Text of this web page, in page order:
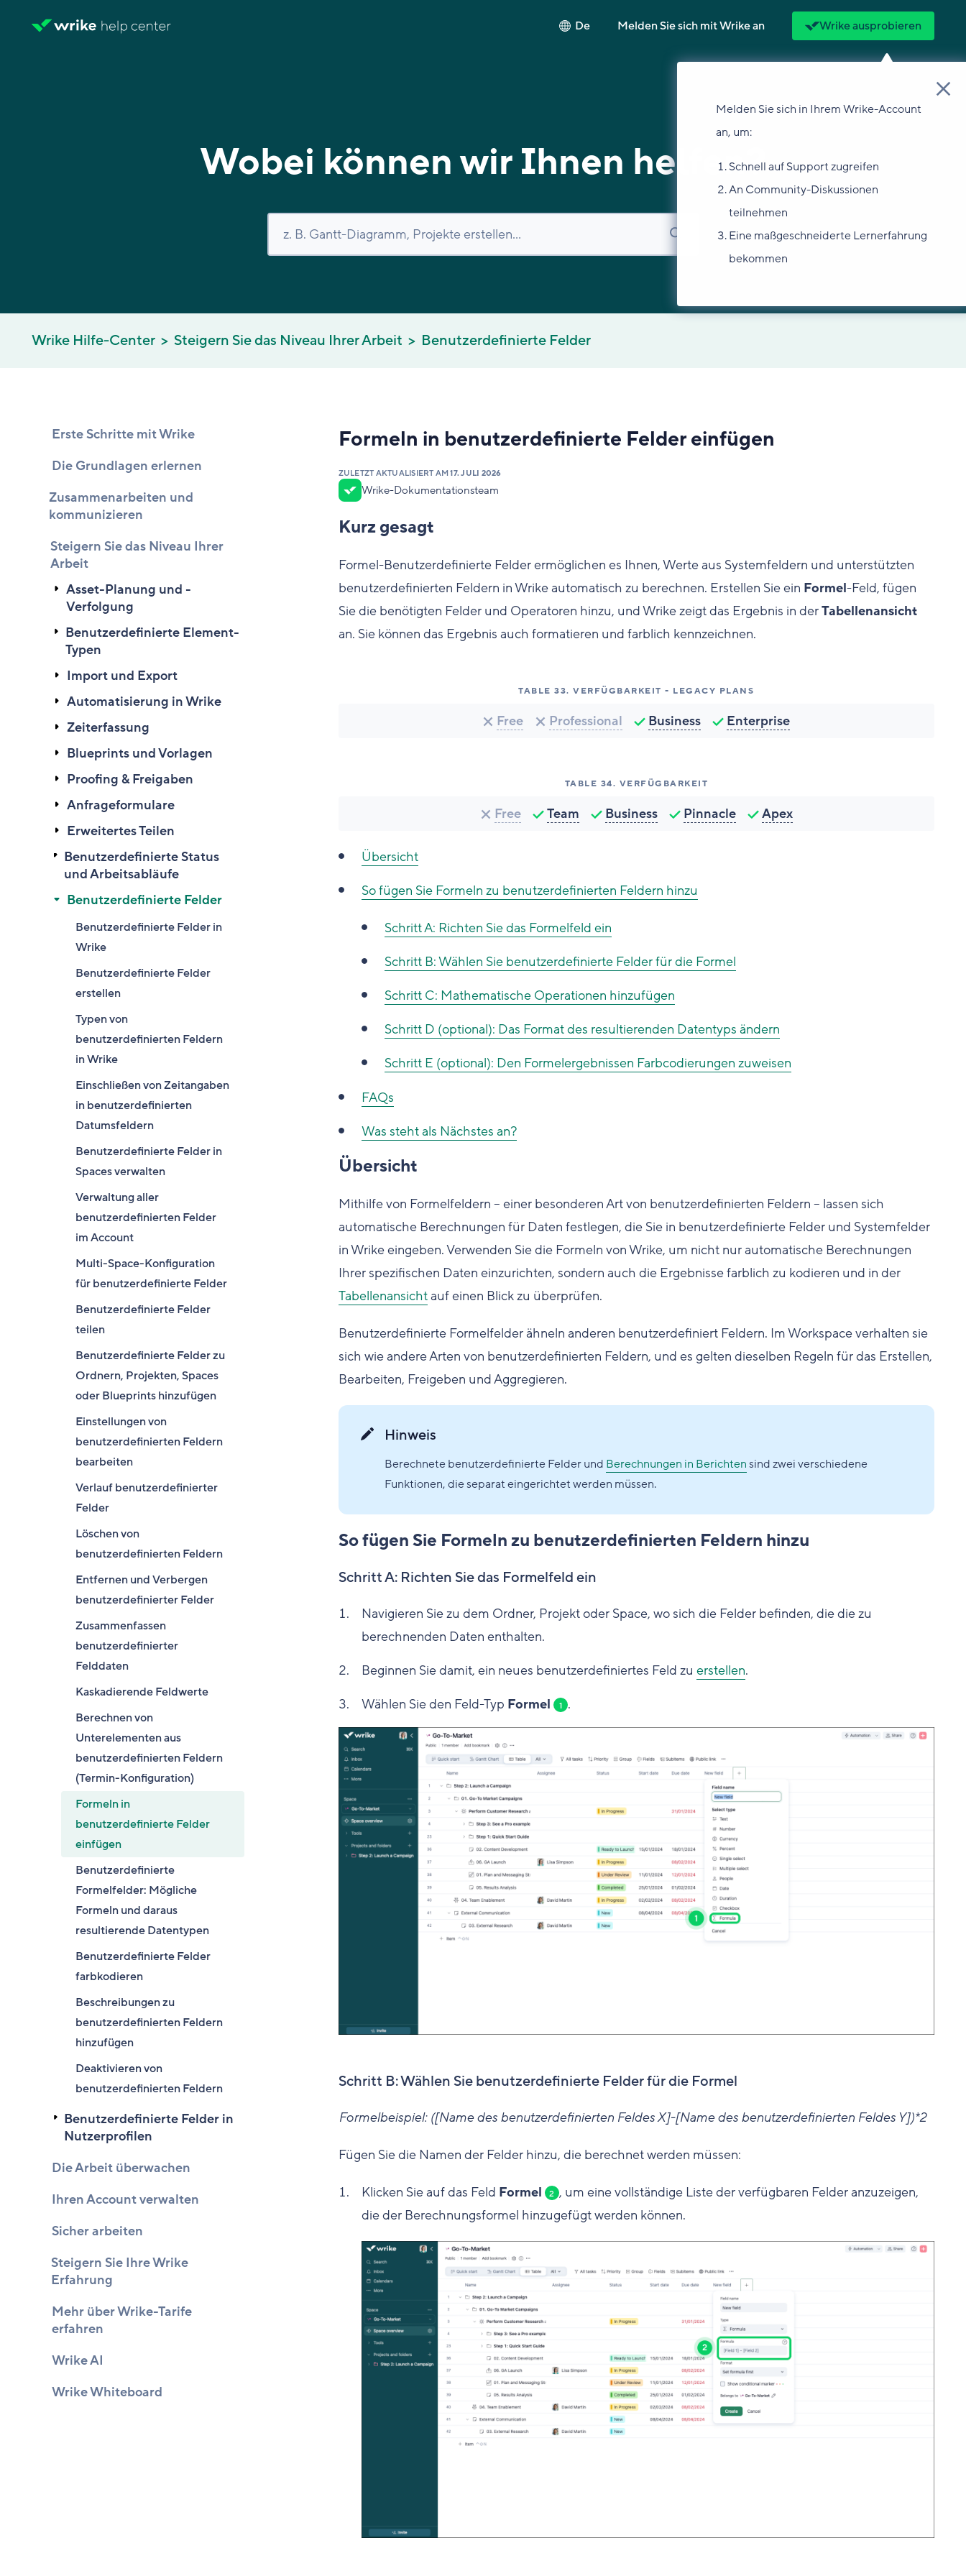
De Melden Sie sich mit Wrike an Wrike ausprobieren
Melden Sie sich in Ihrem Wrike-Account
an, um:
Schnell auf Support zugreifen
An Community-Diskussionen
teilnehmen
Eine maßgeschneiderte Lernerfahrung
bekommen
Wobei können wir Ihnen helfen?
Wrike Hilfe-Center Steigern Sie das Niveau Ihrer Arbeit Benutzerdefinierte Felder
Erste Schritte mit Wrike
Die Grundlagen erlernen
Zusammenarbeiten und
kommunizieren
Steigern Sie das Niveau Ihrer
Arbeit
Asset-Planung und -
Verfolgung
Benutzerdefinierte Element-
Typen
Import und Export
Automatisierung in Wrike
Zeiterfassung
Blueprints und Vorlagen
Proofing & Freigaben
Anfrageformulare
Erweitertes Teilen
Benutzerdefinierte Status
und Arbeitsabläufe
Benutzerdefinierte Felder
Benutzerdefinierte Felder in
Wrike
Benutzerdefinierte Felder
erstellen
Typen von
benutzerdefinierten Feldern
in Wrike
Einschließen von Zeitangaben
in benutzerdefinierten
Datumsfeldern
Benutzerdefinierte Felder in
Spaces verwalten
Verwaltung aller
benutzerdefinierten Felder
im Account
Multi-Space-Konfiguration
für benutzerdefinierte Felder
Benutzerdefinierte Felder
teilen
Benutzerdefinierte Felder zu
Ordnern, Projekten, Spaces
oder Blueprints hinzufügen
Einstellungen von
benutzerdefinierten Feldern
bearbeiten
Verlauf benutzerdefinierter
Felder
Löschen von
benutzerdefinierten Feldern
Entfernen und Verbergen
benutzerdefinierter Felder
Zusammenfassen
benutzerdefinierter
Felddaten
Kaskadierende Feldwerte
Berechnen von
Unterelementen aus
benutzerdefinierten Feldern
(Termin-Konfiguration)
Formeln in
benutzerdefinierte Felder
einfügen
Benutzerdefinierte
Formelfelder: Mögliche
Formeln und daraus
resultierende Datentypen
Benutzerdefinierte Felder
farbkodieren
Beschreibungen zu
benutzerdefinierten Feldern
hinzufügen
Deaktivieren von
benutzerdefinierten Feldern
Benutzerdefinierte Felder in
Nutzerprofilen
Die Arbeit überwachen
Ihren Account verwalten
Sicher arbeiten
Steigern Sie Ihre Wrike
Erfahrung
Mehr über Wrike-Tarife
erfahren
Wrike AI
Wrike Whiteboard
Formeln in benutzerdefinierte Felder einfügen
ZULETZT AKTUALISIERT AM17. JULI 2026
Wrike-Dokumentationsteam
Kurz gesagt
Formel-Benutzerdefinierte Felder ermöglichen es Ihnen, Werte aus Systemfeldern und unterstützten
benutzerdefinierten Feldern in Wrike automatisch zu berechnen. Erstellen Sie ein Formel-Feld, fügen
Sie die benötigten Felder und Operatoren hinzu, und Wrike zeigt das Ergebnis in derTabellenansicht
an. Sie können das Ergebnis auch formatieren und farblich kennzeichnen.
TABLE 33. VERFÜGBARKEIT - LEGACY PLANS
Free Professional Business Enterprise
TABLE 34. VERFÜGBARKEIT
Free Team Business Pinnacle Apex
Übersicht
So fügen Sie Formeln zu benutzerdefinierten Feldern hinzu
Schritt A: Richten Sie das Formelfeld ein
Schritt B: Wählen Sie benutzerdefinierte Felder für die Formel
Schritt C: Mathematische Operationen hinzufügen
Schritt D (optional): Das Format des resultierenden Datentyps ändern
Schritt E (optional): Den Formelergebnissen Farbcodierungen zuweisen
FAQs
Was steht als Nächstes an?
Übersicht
Mithilfe von Formelfeldern – einer besonderen Art von benutzerdefinierten Feldern – lassen sich
automatische Berechnungen für Daten festlegen, die Sie in benutzerdefinierte Felder und Systemfelder
in Wrike eingeben. Verwenden Sie die Formeln von Wrike, um nicht nur automatische Berechnungen
Ihrer spezifischen Daten einzurichten, sondern auch die Ergebnisse farblich zu kodieren und in der
Tabellenansichtauf einen Blick zu überprüfen.
Benutzerdefinierte Formelfelder ähneln anderen benutzerdefiniert Feldern. Im Workspace verhalten sie
sich wie andere Arten von benutzerdefinierten Feldern, und es gelten dieselben Regeln für das Erstellen,
Bearbeiten, Freigeben und Aggregieren.
Hinweis
Berechnete benutzerdefinierte Felder und Berechnungen in Berichtensind zwei verschiedene
Funktionen, die separat eingerichtet werden müssen.
So fügen Sie Formeln zu benutzerdefinierten Feldern hinzu
Schritt A: Richten Sie das Formelfeld ein
Navigieren Sie zu dem Ordner, Projekt oder Space, wo sich die Felder befinden, die die zu
berechnenden Daten enthalten.
Beginnen Sie damit, ein neues benutzerdefiniertes Feld zu erstellen.
Wählen Sie den Feld-Typ Formel 1 .
Schritt B: Wählen Sie benutzerdefinierte Felder für die Formel
Formelbeispiel: ([Name des benutzerdefinierten Feldes X]-[Name des benutzerdefinierten Feldes Y])*2
Fügen Sie die Namen der Felder hinzu, die berechnet werden müssen:
Klicken Sie auf das Feld Formel 2 , um eine vollständige Liste der verfügbaren Felder anzuzeigen,
die der Berechnungsformel hinzugefügt werden können.